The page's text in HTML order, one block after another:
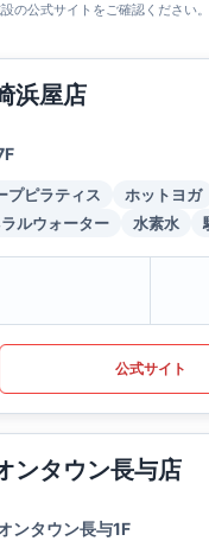
の公式サイトをご確認ください。
浜屋店
プピラティス ホットヨガ
ラルウォーター 水素水
公式サイト
ンタウン長与店
ンタウン長与1F